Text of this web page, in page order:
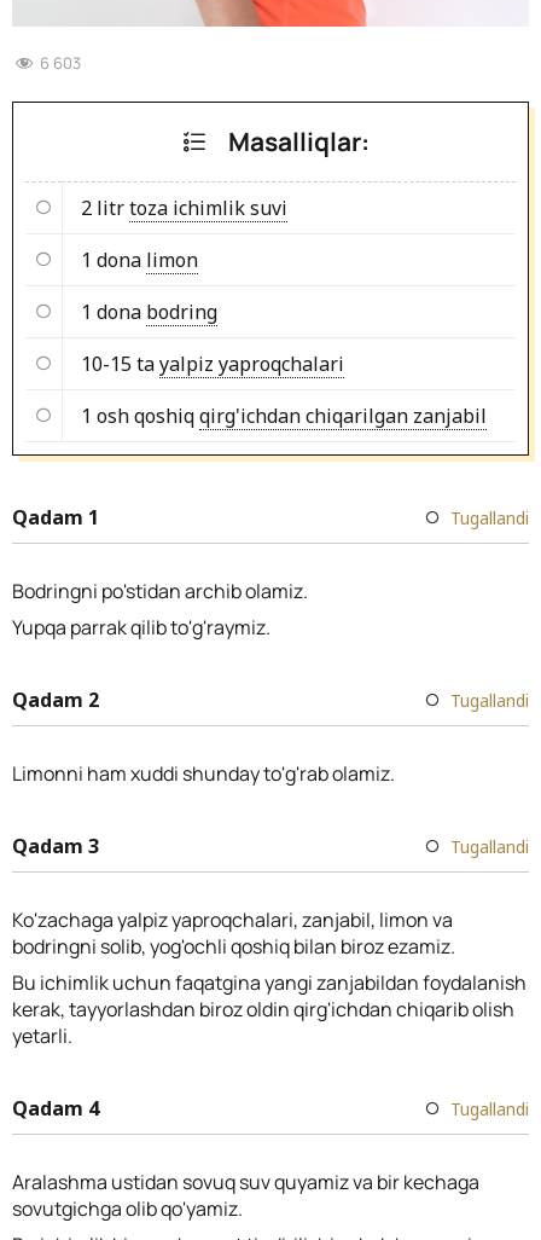
6 603
Masalliqlar:
2 litrtoza ichimlik suvi
1 dona limon
1 dona bodring
10-15 tayalpiz yaproqchalari
1 osh qoshiqqirg'ichdan chiqarilgan zanjabil
Qadam 1 Tugallandi
Bodringni po'stidan archib olamiz.
Yupqa parrak qilib to'g'raymiz.
Qadam 2 Tugallandi
Limonni ham xuddi shunday to'g'rab olamiz.
Qadam 3 Tugallandi
Ko'zachaga yalpiz yaproqchalari, zanjabil, limon va
bodringni solib, yog'ochli qoshiq bilan biroz ezamiz.
Bu ichimlik uchun faqatgina yangi zanjabildan foydalanish
kerak, tayyorlashdan biroz oldin qirg'ichdan chiqarib olish
yetarli.
Qadam 4 Tugallandi
Aralashma ustidan sovuq suv quyamiz va bir kechaga
sovutgichga olib qo'yamiz.